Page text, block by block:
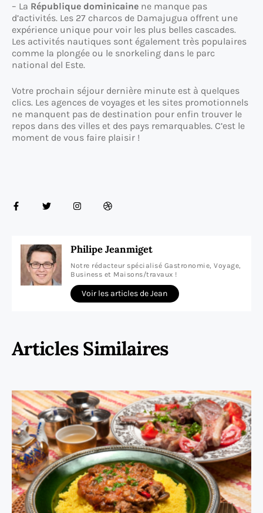
– La République dominicaine ne manque pas
d’activités. Les 27 charcos de Damajugua offrent une
expérience unique pour voir les plus belles cascades.
Les activités nautiques sont également très populaires
comme la plongée ou le snorkeling dans le parc
national del Este.
Votre prochain séjour dernière minute est à quelques
clics. Les agences de voyages et les sites promotionnels
ne manquent pas de destination pour enfin trouver le
repos dans des villes et des pays remarquables. C’est le
moment de vous faire plaisir !
Philipe Jeanmiget
Notre rédacteur spécialisé Gastronomie, Voyage,
Business et Maisons/travaux !
Voir les articles de Jean
Articles Similaires